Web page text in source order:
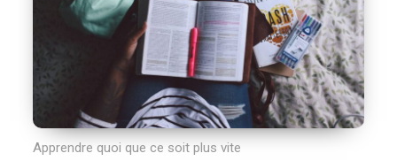
Apprendre quoi que ce soit plus vite